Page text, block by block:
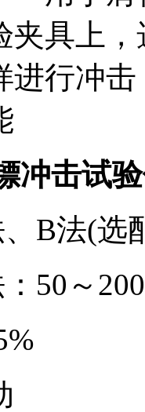
夹具上
进行冲
冲击试
B法(选
50～